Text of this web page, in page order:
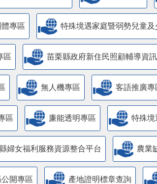
體專區 特殊境遇家庭暨弱勢兒童
區 苗栗縣政府新住民照顧輔導資
無人機專區 客語推廣專
區 廉能透明專區 特殊境
婦女福利服務資源整合平台 農業
開專區 產地證明標章查詢